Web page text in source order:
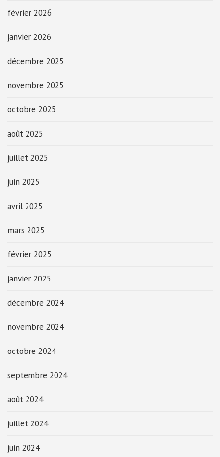
février 2026
janvier 2026
décembre 2025
novembre 2025
octobre 2025
août 2025
juillet 2025
juin 2025
avril 2025
mars 2025
février 2025
janvier 2025
décembre 2024
novembre 2024
octobre 2024
septembre 2024
août 2024
juillet 2024
juin 2024